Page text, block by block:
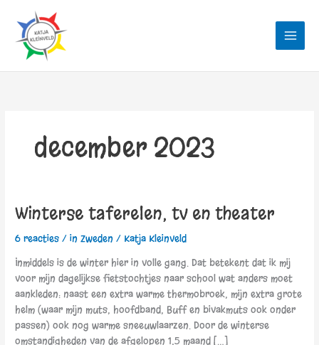
naar
inhoud
december 2023
Winterse taferelen, tv en theater
6 reacties /in Zweden / Katja Kleinveld
Inmiddels is de winter hier in volle gang. Dat betekent dat ik mij
voor mijn dagelijkse fietstochtjes naar school wat anders moet
aankleden: naast een extra warme thermobroek, mijn extra grote
helm (waar mijn muts, hoofdband, Buff en bivakmuts ook onder
passen) ook nog warme sneeuwlaarzen. Door de winterse
omstandigheden van de afgelopen 1,5 maand […]
Winterse
tv
en
theater